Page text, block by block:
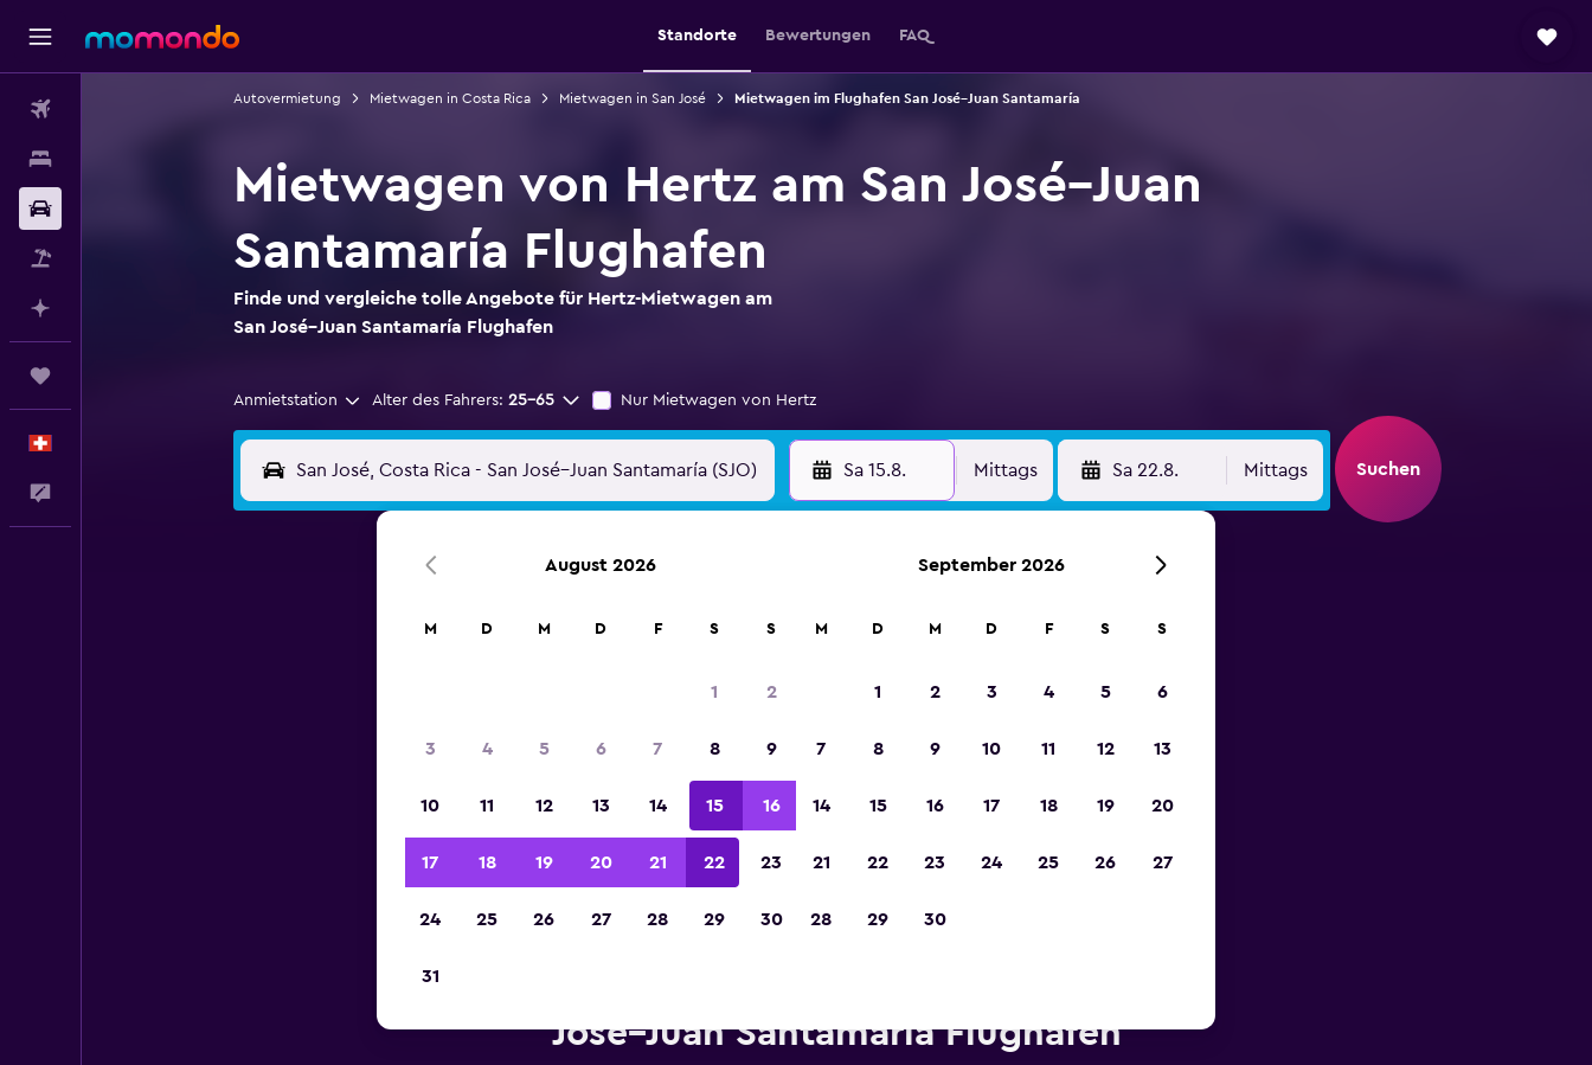
Standorte Bewertungen FAQ
Dein Feedback an uns
Autovermietung Mietwagen in Costa Rica Mietwagen in San José Mietwagen im Flughafen San José–Juan Santamaría
Mietwagen von Hertz am San José–Juan
Santamaría Flughafen
Finde und vergleiche tolle Angebote für Hertz-Mietwagen am
San José–Juan Santamaría Flughafen
Anmietstation Alter des Fahrers: 25-65 Nur Mietwagen von Hertz
Sa 15.8. Mittags Sa 22.8. Mittags Suchen
Sieger 2023 gekürt
José–Juan Santamaría Flughafen
August 2026
M D M D F S S
1 2
3 4 5 6 7 8 9
10 11 12 13 14 15 16
17 18 19 20 21 22 23
24 25 26 27 28 29 30
31
September 2026
M D M D F S S
1 2 3 4 5 6
7 8 9 10 11 12 13
14 15 16 17 18 19 20
21 22 23 24 25 26 27
28 29 30